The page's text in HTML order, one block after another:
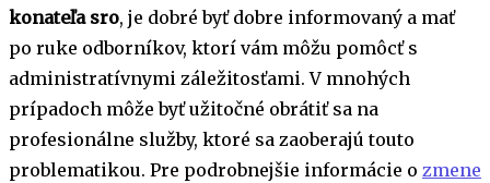
konateľa sro, je dobré byť dobre informovaný a mať
po ruke odborníkov, ktorí vám môžu pomôcť s
administratívnymi záležitosťami. V mnohých
prípadoch môže byť užitočné obrátiť sa na
profesionálne služby, ktoré sa zaoberajú touto
problematikou. Pre podrobnejšie informácie o zmene